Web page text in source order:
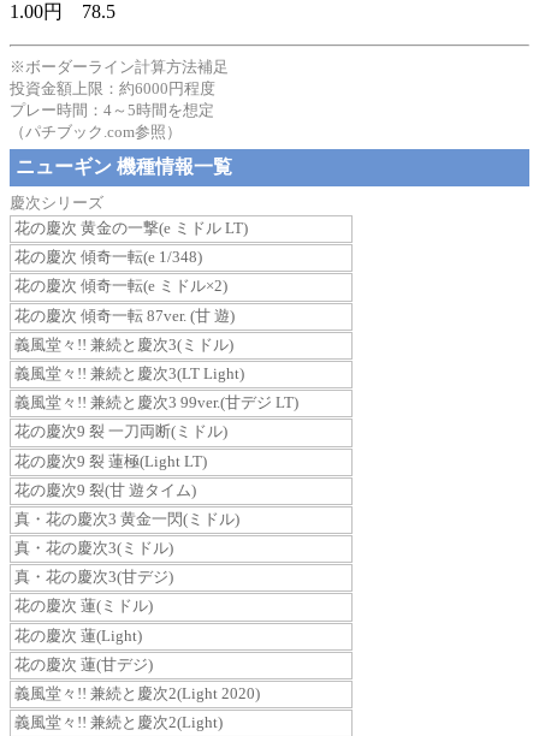
1.00円 78.5
※ボーダーライン計算方法補足
投資金額上限：約6000円程度
プレー時間：4～5時間を想定
（パチブック.com参照）
ニューギン 機種情報一覧
慶次シリーズ
花の慶次 黄金の一撃(e ミドル LT)
花の慶次 傾奇一転(e 1/348)
花の慶次 傾奇一転(e ミドル×2)
花の慶次 傾奇一転 87ver. (甘 遊)
義風堂々!! 兼続と慶次3(ミドル)
義風堂々!! 兼続と慶次3(LT Light)
義風堂々!! 兼続と慶次3 99ver.(甘デジ LT)
花の慶次9 裂 一刀両断(ミドル)
花の慶次9 裂 蓮極(Light LT)
花の慶次9 裂(甘 遊タイム)
真・花の慶次3 黄金一閃(ミドル)
真・花の慶次3(ミドル)
真・花の慶次3(甘デジ)
花の慶次 蓮(ミドル)
花の慶次 蓮(Light)
花の慶次 蓮(甘デジ)
義風堂々!! 兼続と慶次2(Light 2020)
義風堂々!! 兼続と慶次2(Light)